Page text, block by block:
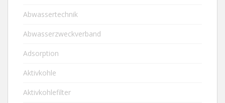
Abwassertechnik
Abwasserzweckverband
Adsorption
Aktivkohle
Aktivkohlefilter